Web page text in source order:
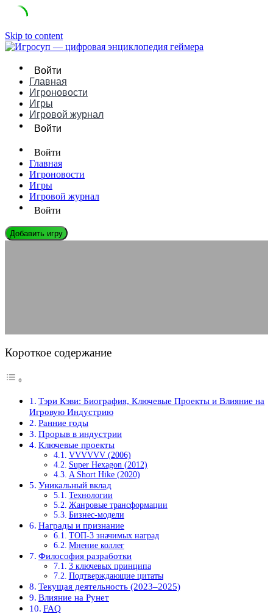
Skip to content
Войти
Главная
Игроновости
Игры
Игровой журнал
Войти
Войти
Главная
Игроновости
Игры
Игровой журнал
Войти
Добавить игру
Короткое содержание
Тэри Кэви: Биография, Ключевые Проекты и Влияние на
Игровую Индустрию
Ранние годы
Прорыв в индустрии
Ключевые проекты
VVVVVV (2006)
Super Hexagon (2012)
A Short Hike (2020)
Уникальный вклад
Технологии
Жанровые трансформации
Бизнес-модели
Награды и признание
ТОП-3 значимых наград
Мнение коллег
Философия разработки
3 ключевых принципа
Подтверждающие цитаты
Текущая деятельность (2023–2025)
Влияние на Рунет
FAQ